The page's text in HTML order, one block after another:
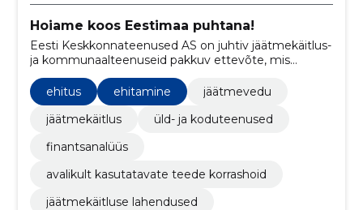
Hoiame koos Eestimaa puhtana!
Eesti Keskkonnateenused AS on juhtiv jäätmekäitlus-
ja kommunaalteenuseid pakkuv ettevõte, mis
spetsialiseerub olmejäätmete kogumisele,
ehitusjäätmete käitlemisele, taaskasutatavate
jäätmete kokkuostule ning mitmetele muudele
keskkonnahoidlikele teenustele.
ehitus ehitamine
jäätmevedu
jäätmekäitlus
üld- ja koduteenused
finantsanalüüs
avalikult kasutatavate teede korrashoid
jäätmekäitluse lahendused